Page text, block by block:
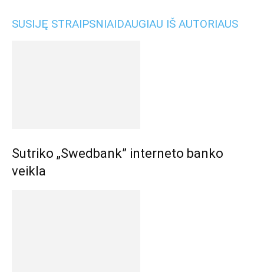
SUSIJĘ STRAIPSNIAIDAUGIAU IŠ AUTORIAUS
Sutriko „Swedbank” interneto banko
veikla